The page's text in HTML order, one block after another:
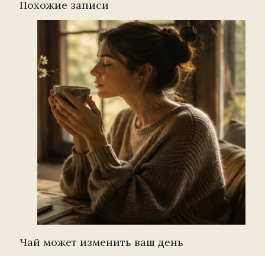
Похожие записи
Чай может изменить ваш день